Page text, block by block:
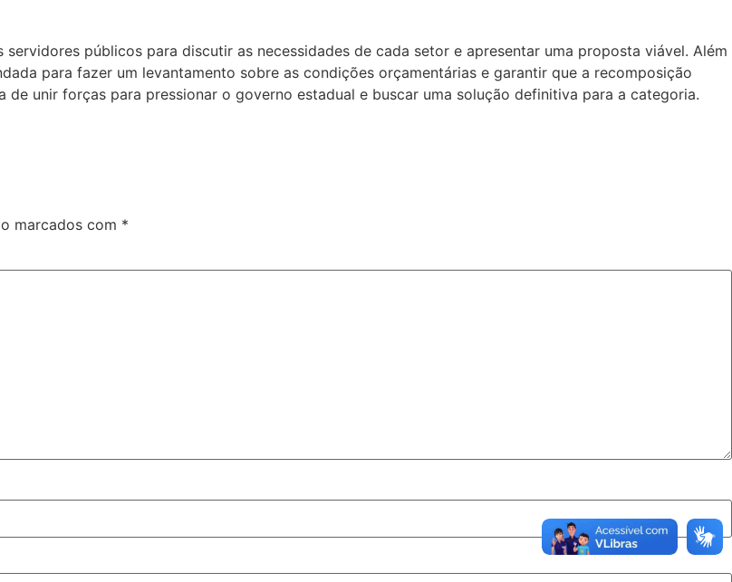
públicos para discutir as necessidades de cada setor e apresentar uma proposta viável. Além
para fazer um levantamento sobre as condições orçamentárias e garantir que a recomposição
unir forças para pressionar o governo estadual e buscar uma solução definitiva para a categoria.
marcados com *